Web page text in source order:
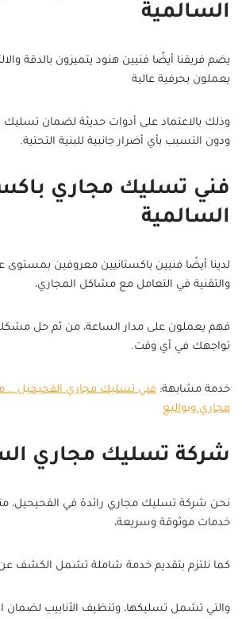
السالمية
يضم فريقنا أيضًا فنيين هنود يتميزون بالدقة
يعملون بحرفية عالية
وذلك بالاعتماد على أدوات حديثة لضمان
ودون التسبب بأي أضرار جانبية للبنية التحتية.
فني تسليك مجاري
السالمية
لدينا أيضًا فنيين باكستانيين معروفين بمستوى
والتقنية في التعامل مع مشاكل المجاري،
فهم يعملون على مدار الساعة، من ثم حل
تواجهك في أي وقت.
خدمة مشابهة: فني تسليك مجاري الفحيحيل ..
مجاري وبواليع
شركة تسليك مجاري
نحن شركة تسليك مجاري رائدة في الفحيحيل،
خدمات موثوقة وسريعة،
كما نلتزم بتقديم خدمة شاملة تشمل الكشف
والتي تشمل تسليكها، وتنظيف الأنابيب لضمان